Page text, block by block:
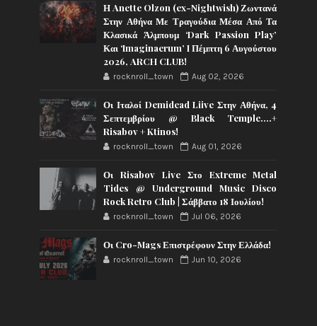
Η Anette Olzon (ex-Nightwish) Ζωντανά
Στην Αθήνα Με Τραγούδια Μέσα Από Τα
Κλασικά Άλμπουμ ‘Dark Passion Play’
Και ‘Imaginaerum’ I Πέμπτη 6 Αυγούστου
2026, ARCH CLUB!
rocknroll_town Aug 02, 2026
Οι Ιταλοί Demidead Liive Στην Αθήνα, 4
Σεπτεμβρίου @ Black Temple….+
Risabov + Ktinos!
rocknroll_town Aug 01, 2026
Οι Risabov Live Στο Extreme Metal
Tides @ Underground Music Disco
Rock Retro Club | Σάββατο 18 Ιουλίου!
rocknroll_town Jul 06, 2026
Οι Cro-Mags Επιστρέφουν Στην Ελλάδα!
rocknroll_town Jun 10, 2026